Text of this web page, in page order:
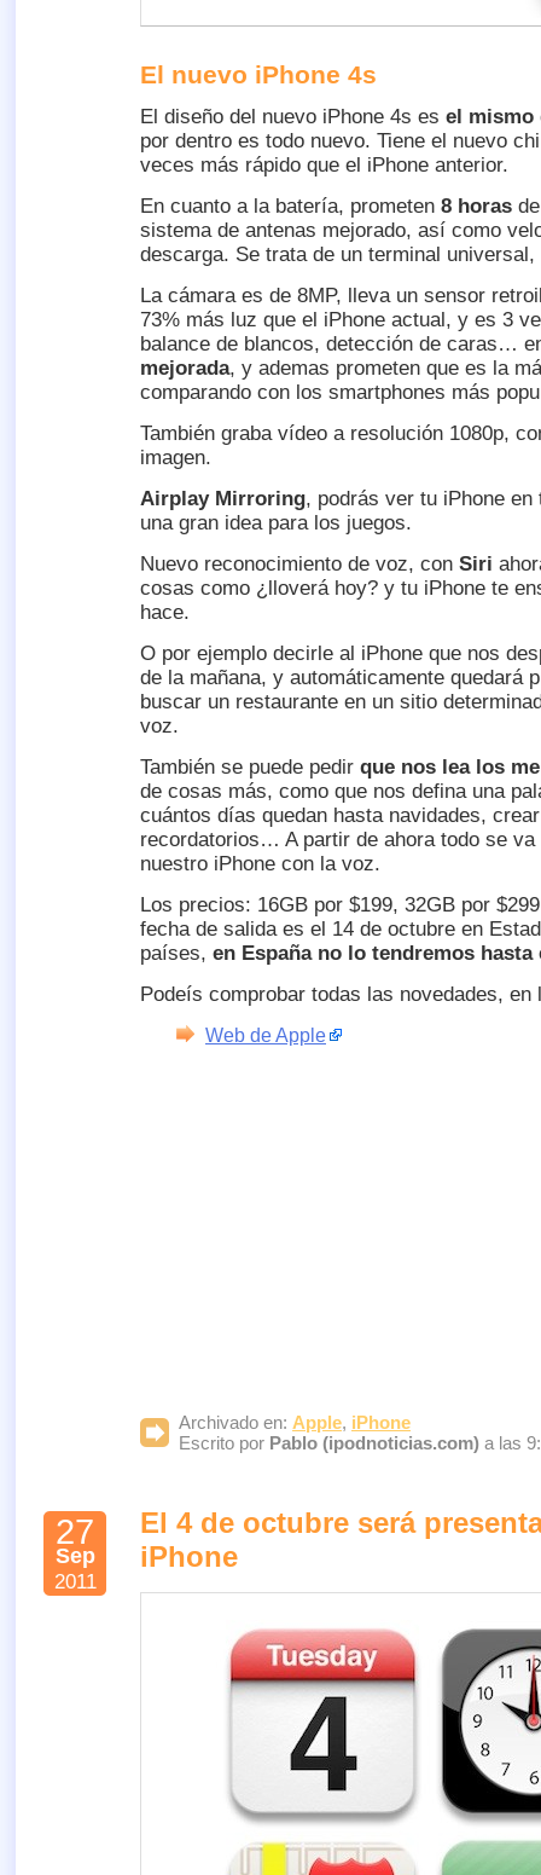
El nuevo iPhone 4s
El diseño del nuevo iPhone 4s es el mismo
por dentro es todo nuevo. Tiene el nuevo
veces más rápido que el iPhone anterior.
En cuanto a la batería, prometen 8 horas
sistema de antenas mejorado, así como
descarga. Se trata de un terminal
La cámara es de 8MP, lleva un sensor
73% más luz que el iPhone actual, y es 3
balance de blancos, detección de caras…
mejorada, y ademas prometen que es la
comparando con los smartphones más
También graba vídeo a resolución 1080p,
imagen.
Airplay Mirroring, podrás ver tu iPhone
una gran idea para los juegos.
Nuevo reconocimiento de voz, con Siri
cosas como ¿lloverá hoy? y tu iPhone te
hace.
O por ejemplo decirle al iPhone que nos
de la mañana, y automáticamente quedará
buscar un restaurante en un sitio
voz.
También se puede pedir que nos lea los
de cosas más, como que nos defina una
cuántos días quedan hasta navidades,
recordatorios… A partir de ahora todo se va
nuestro iPhone con la voz.
Los precios: 16GB por $199, 32GB por
fecha de salida es el 14 de octubre en
países, en España no lo tendremos hasta
Podeís comprobar todas las novedades, en
Web de Apple
Archivado en: Apple, iPhone
Escrito por Pablo (ipodnoticias.com) a las
El 4 de octubre será
iPhone
27
Sep
2011